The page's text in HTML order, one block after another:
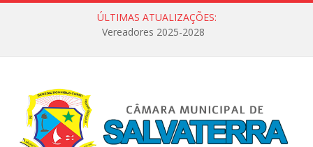
ÚLTIMAS ATUALIZAÇÕES:
Vereadores 2025-2028